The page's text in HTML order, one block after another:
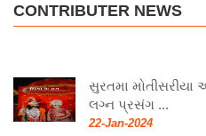
CONTRIBUTER NEWS
સુરતમા મોતીસરીયા
લગ્ન પ્રસંગ ...
22-Jan-2024